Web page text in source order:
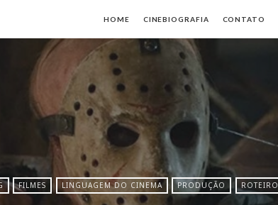
HOME CINEBIOGRAFIA CONTATO
FILMES LINGUAGEM DO CINEMA PRODUÇÃO ROTEIRO